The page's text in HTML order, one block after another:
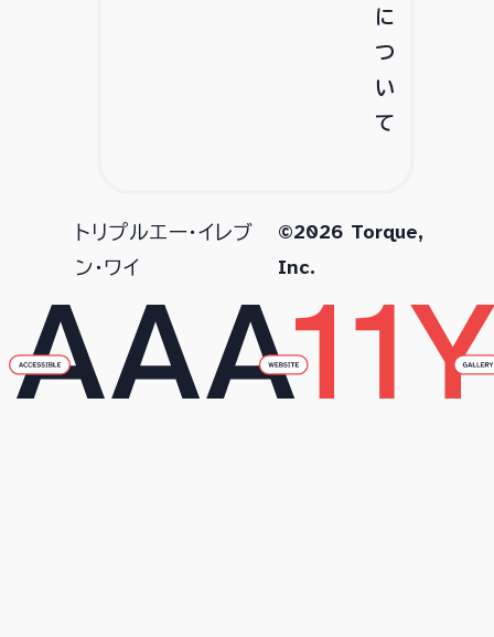
に
つ
い
て
トリプルエー・イレブ
ン・ワイ
©2026 Torque,
Inc.